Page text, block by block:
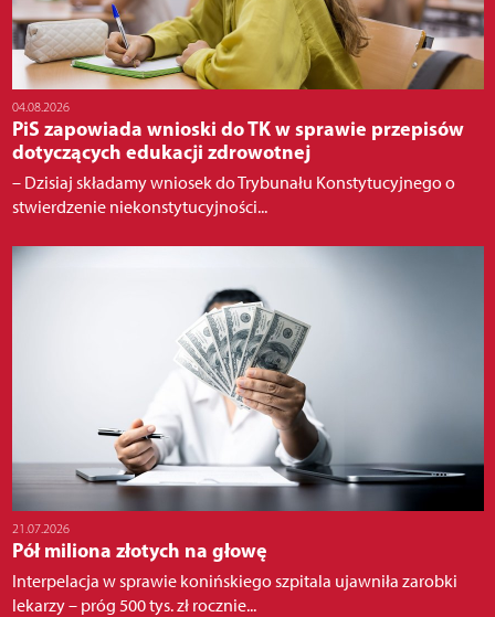
04.08.2026
PiS zapowiada wnioski do TK w sprawie przepisów
dotyczących edukacji zdrowotnej
– Dzisiaj składamy wniosek do Trybunału Konstytucyjnego o
stwierdzenie niekonstytucyjności...
21.07.2026
Pół miliona złotych na głowę
Interpelacja w sprawie konińskiego szpitala ujawniła zarobki
lekarzy – próg 500 tys. zł rocznie...